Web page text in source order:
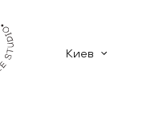
Киев